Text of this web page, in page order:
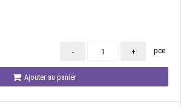
- + pce
Ajouter au panier